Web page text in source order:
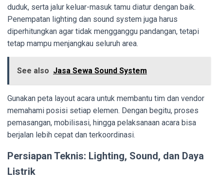
duduk, serta jalur keluar-masuk tamu diatur dengan baik.
Penempatan lighting dan sound system juga harus
diperhitungkan agar tidak mengganggu pandangan, tetapi
tetap mampu menjangkau seluruh area.
See also Jasa Sewa Sound System
Gunakan peta layout acara untuk membantu tim dan vendor
memahami posisi setiap elemen. Dengan begitu, proses
pemasangan, mobilisasi, hingga pelaksanaan acara bisa
berjalan lebih cepat dan terkoordinasi.
Persiapan Teknis: Lighting, Sound, dan Daya
Listrik